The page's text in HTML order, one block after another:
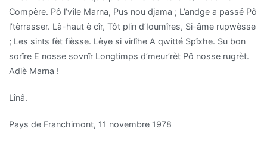
Compère. Pô l’vîle Marna, Pus nou djama ; L’andge a passé Pô
l’tèrrasser. Là-haut è cîr, Tôt plin d’Ioumîres, Si-âme rupwèsse
; Les sints fèt fièsse. Lèye si virlîhe A qwitté Spîxhe. Su bon
sorîre E nosse sovnîr Longtimps d’meur’rèt Pô nosse rugrèt.
Adiè Marna !
Lînâ.
Pays de Franchimont, 11 novembre 1978